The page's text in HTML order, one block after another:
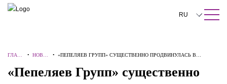
ПОИСК ПО САЙТУ Закрыть
RU
中文
한국어
ГЛАВН
•НОВО
•«ПЕПЕЛЯЕВ ГРУПП» СУЩЕСТВЕННО ПРОДВИНУЛАСЬ В
«Пепеляев Групп» существенно